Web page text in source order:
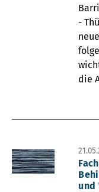
-
die
und